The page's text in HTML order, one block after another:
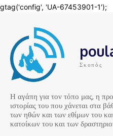
Σκοπός
Η αγάπη για τον τόπο μας, η
ιστορίας του που χάνεται στα
των ηθών και των εθίμων του
κατοίκων του και των